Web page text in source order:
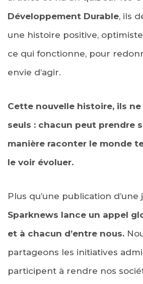
Développement Durable, ils
une histoire positive,
ce qui fonctionne, pour
envie d’agir.
Cette nouvelle histoire, ils ne
seuls : chacun peut prendre
manière raconter le monde
le voir évoluer.
Plus qu’une publication d’une
Sparknews lance un appel
et à chacun d’entre nous.
partageons les initiatives
participent à rendre nos